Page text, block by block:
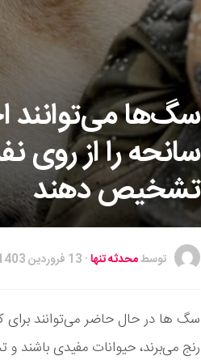
سگ‌ها می‌توانند
سانحه را از
تشخیص دهند
توسطمحدثه تنها· 13 فروردین 1403
رنج می‌برند، حیوانات مفیدی